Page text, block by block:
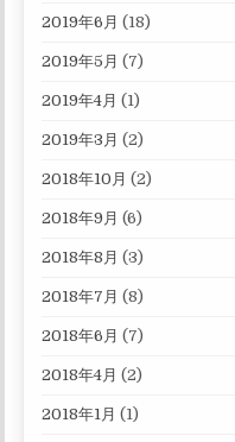
2019年6月 (18)
2019年5月 (7)
2019年4月 (1)
2019年3月 (2)
2018年10月 (2)
2018年9月 (6)
2018年8月 (3)
2018年7月 (8)
2018年6月 (7)
2018年4月 (2)
2018年1月 (1)